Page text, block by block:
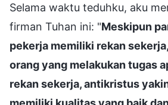
Selama waktu teduhku, aku
firman Tuhan ini: "Meskipun
pekerja memiliki rekan
orang yang melakukan tugas
rekan sekerja, antikristus